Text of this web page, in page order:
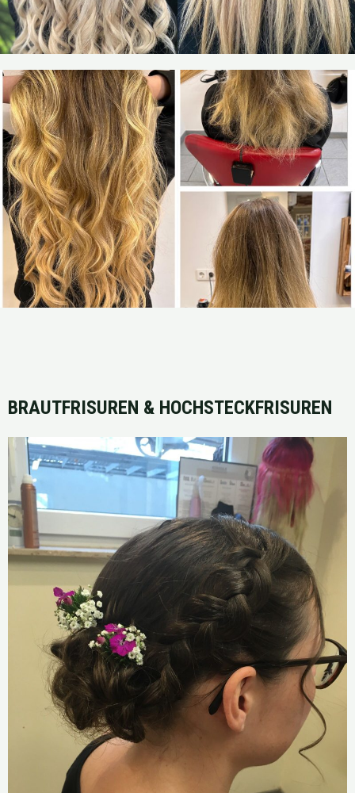
BRAUTFRISUREN & HOCHSTECKFRISUREN